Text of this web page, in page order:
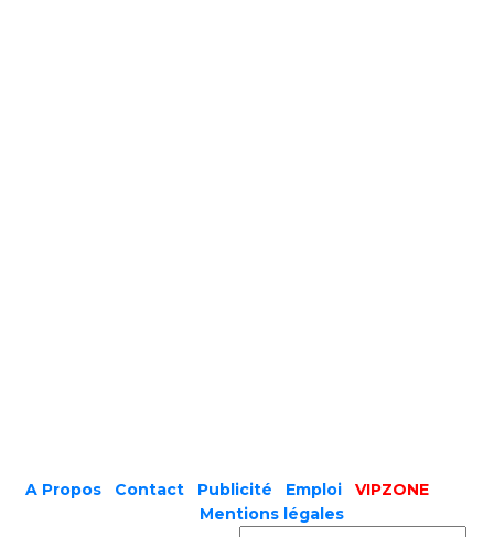
A Propos Contact Publicité Emploi
VIPZONE
Mentions légales